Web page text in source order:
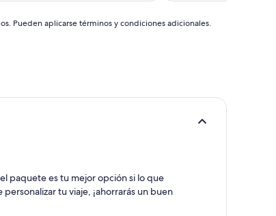
127 €
Pueden aplicarse términos y condiciones adicionales.
paquete es tu mejor opción si lo que
tu viaje, ¡ahorrarás un buen